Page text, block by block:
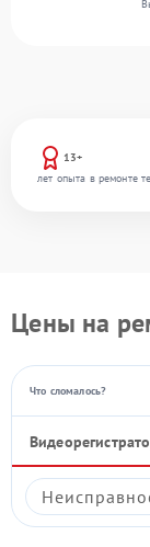
13+
лет опыта в ремонте
Цены на
Что сломалось?